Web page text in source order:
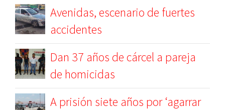
Avenidas, escenario de fuertes
accidentes
Dan 37 años de cárcel a pareja
de homicidas
A prisión siete años por ‘agarrar